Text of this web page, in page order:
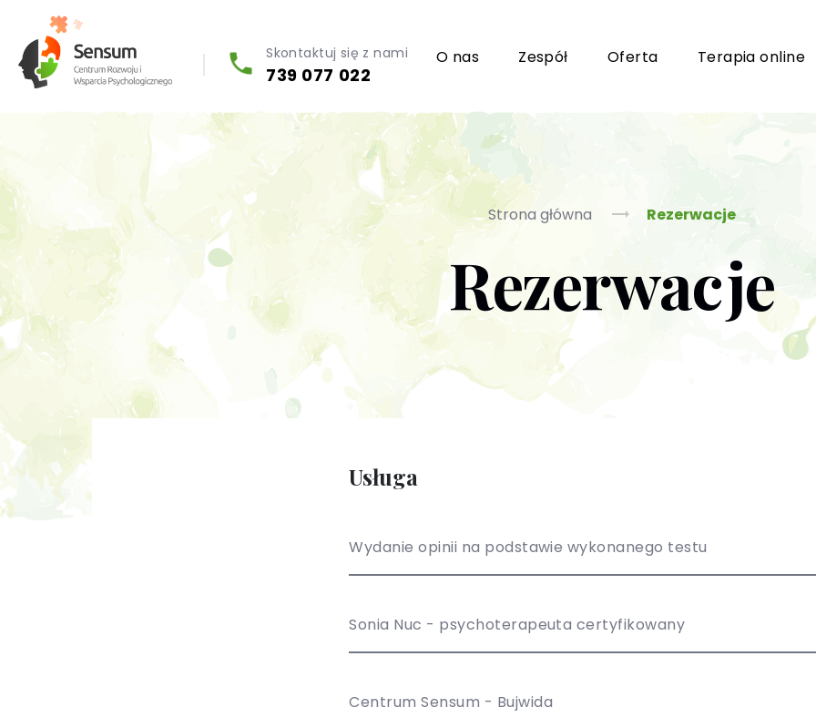
Skontaktuj się z nami
739 077 022
O nas Zespół Oferta Terapia online
Diagnoza psychologiczna (testy psychologiczne)
Konsultacja biegłego psychologa
Psychoterapia indywidualna (PL / EN)
Wsparcie dla firm
Grupy wsparcia i TUSy dla osób dorosłych
Poradnictwo seksuologiczne
Psychoterapia par i małżeństwa
Terapia uzależnień (PL / EN)
Strona główna Rezerwacje
Rezerwacje
Usługa
Wydanie opinii na podstawie wykonanego testu
Sonia Nuc - psychoterapeuta certyfikowany
Centrum Sensum - Bujwida